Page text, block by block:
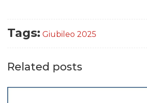
Tags: Giubileo 2025
Related posts